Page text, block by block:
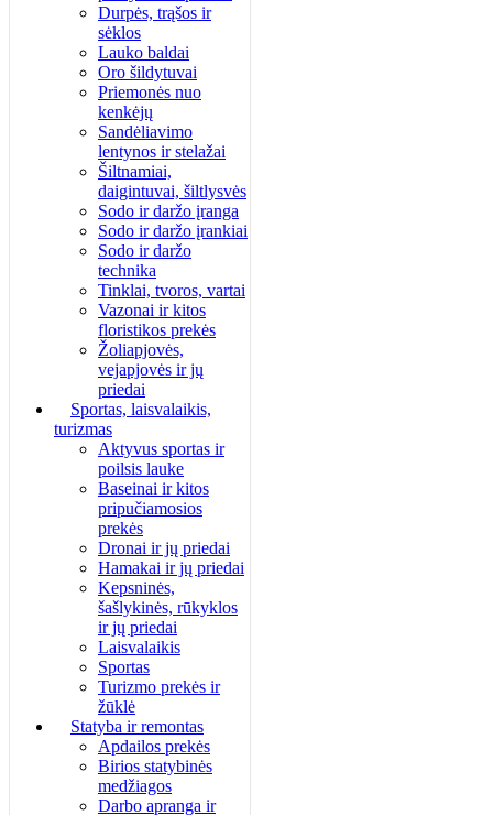
Durpės, trąšos ir
sėklos
Lauko baldai
Oro šildytuvai
Priemonės nuo
kenkėjų
Sandėliavimo
lentynos ir stelažai
Šiltnamiai,
daigintuvai, šiltlysvės
Sodo ir daržo įranga
Sodo ir daržo įrankiai
Sodo ir daržo
technika
Tinklai, tvoros, vartai
Vazonai ir kitos
floristikos prekės
Žoliapjovės,
vejapjovės ir jų
priedai
Sportas, laisvalaikis,
turizmas
Aktyvus sportas ir
poilsis lauke
Baseinai ir kitos
pripučiamosios
prekės
Dronai ir jų priedai
Hamakai ir jų priedai
Kepsninės,
šašlykinės, rūkyklos
ir jų priedai
Laisvalaikis
Sportas
Turizmo prekės ir
žūklė
Statyba ir remontas
Apdailos prekės
Birios statybinės
medžiagos
Darbo apranga ir